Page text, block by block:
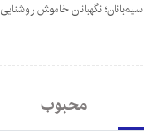
سیم‌بانان؛ نگهبانان خاموش روشنایی
محبوب